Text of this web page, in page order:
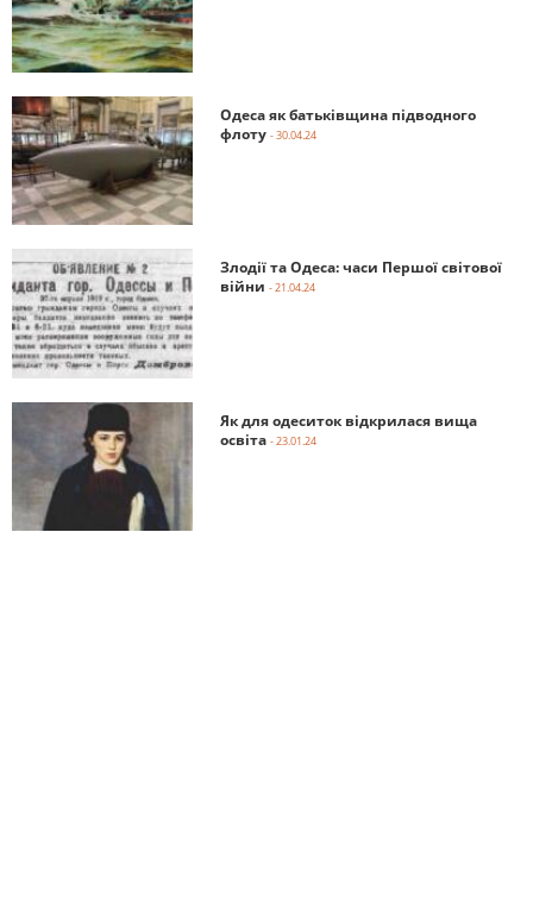
Одеса як батьківщина підводного
флоту - 30.04.24
Злодії та Одеса: часи Першої світової
війни - 21.04.24
Як для одеситок відкрилася вища
освіта - 23.01.24